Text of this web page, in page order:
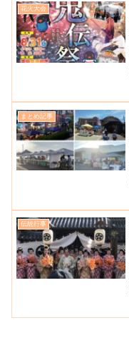
花火大会
まとめ記事
伝統行事